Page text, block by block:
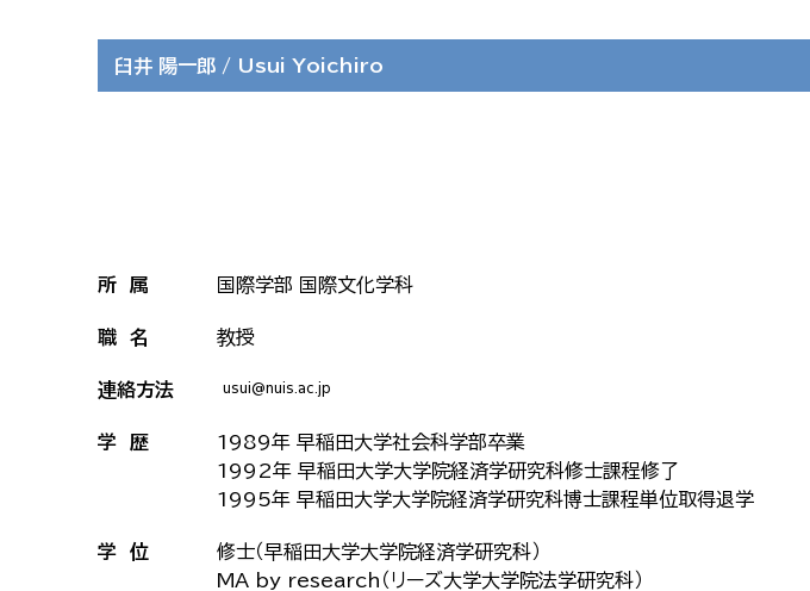
臼井 陽一郎 / Usui Yoichiro
所 属 国際学部 国際文化学科
職 名 教授
連絡方法
学 歴
1989年 早稲田大学社会科学部卒業
1992年 早稲田大学大学院経済学研究科修士課程修了
1995年 早稲田大学大学院経済学研究科博士課程単位取得退学
学 位
修士（早稲田大学大学院経済学研究科）
MA by research（リーズ大学大学院法学研究科）